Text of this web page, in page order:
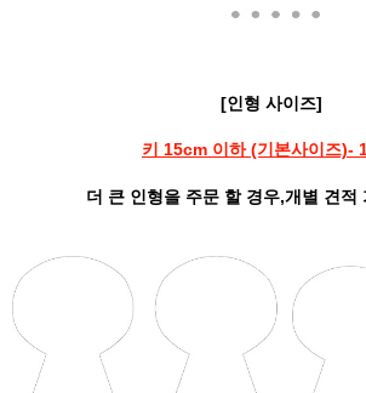
[인형 사이즈]
키 15cm 이하 (기본사이즈)-
더 큰 인형을 주문 할 경우,개별 견적